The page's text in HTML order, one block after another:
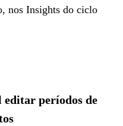
nos Insights do ciclo
editar períodos de